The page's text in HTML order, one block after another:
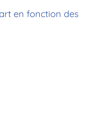
en fonction des